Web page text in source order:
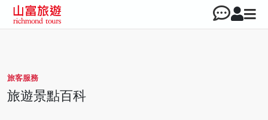
旅客服務
旅遊景點百科